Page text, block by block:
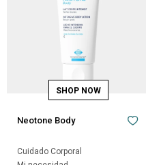
Neotone Body
Cuidado Corporal